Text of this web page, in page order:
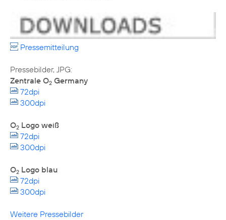
Pressemitteilung
Zentrale O2 Germany
72dpi
300dpi
O2 Logo weiß
72dpi
300dpi
O2 Logo blau
72dpi
300dpi
Weitere Pressebilder